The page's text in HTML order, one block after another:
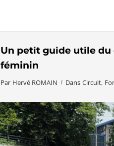
Un petit guide utile du
féminin
Par Hervé ROMAIN Dans Circuit,